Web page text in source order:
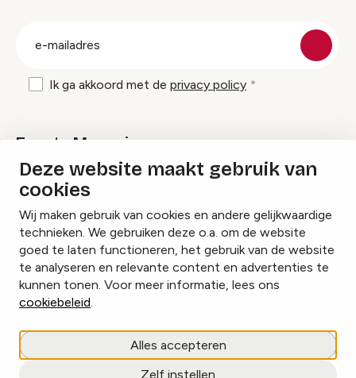
Deze website maakt gebruik van
cookies
Wij maken gebruik van cookies en andere gelijkwaardige
technieken. We gebruiken deze o.a. om de website
goed te laten functioneren, het gebruik van de website
te analyseren en relevante content en advertenties te
kunnen tonen. Voor meer informatie, lees ons
cookiebeleid.
Alles accepteren
Zelf instellen
Ik ga akkoord met de privacy policy
Events Magazine
Ik ontvang graag Events Magazine
InstagramFacebookLinkedIn
Cookies beheren
Privacy policy